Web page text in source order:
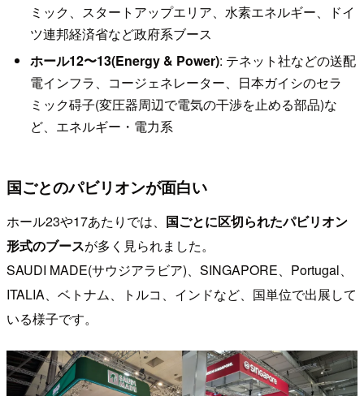
ミック、スタートアップエリア、水素エネルギー、ドイ
ツ連邦経済省など政府系ブース
ホール12〜13(Energy & Power): テネット社などの送配
電インフラ、コージェネレーター、日本ガイシのセラ
ミック碍子(変圧器周辺で電気の干渉を止める部品)な
ど、エネルギー・電力系
国ごとのパビリオンが面白い
ホール23や17あたりでは、 国ごとに区切られたパビリオン
形式のブースが多く見られました。
SAUDI MADE(サウジアラビア)、SINGAPORE、Portugal、
ITALIA、ベトナム、トルコ、インドなど、国単位で出展して
いる様子です。